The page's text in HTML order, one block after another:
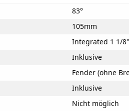
83°
105mm
Integrated 1 1/
Inklusive
Fender (ohne
Inklusive
Nicht möglich